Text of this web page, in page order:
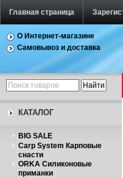
Главная страница
О Интернет-магазине
Самовывоз и доставка
КАТАЛОГ
BIG SALE
Carp System Карповые
снасти
ORKA Силиконовые
приманки